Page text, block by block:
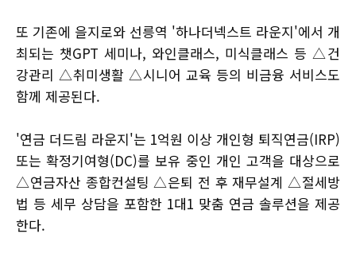
또 기존에 을지로와 선릉역 '하나더넥스트 라운지'에서 개
최되는 챗GPT 세미나, 와인클래스, 미식클래스 등 △건
강관리 △취미생활 △시니어 교육 등의 비금융 서비스도
함께 제공된다.
'연금 더드림 라운지'는 1억원 이상 개인형 퇴직연금(IRP)
또는 확정기여형(DC)를 보유 중인 개인 고객을 대상으로
△연금자산 종합컨설팅 △은퇴 전 후 재무설계 △절세방
법 등 세무 상담을 포함한 1대1 맞춤 연금 솔루션을 제공
한다.